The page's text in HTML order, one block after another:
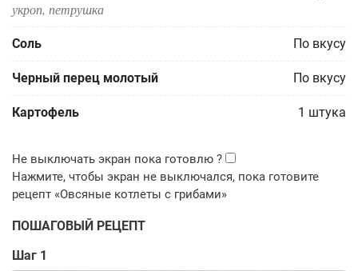
укроп, петрушка
Соль По вкусу
Черный перец молотый По вкусу
Картофель 1 штука
ПОШАГОВЫЙ РЕЦЕПТ
Шаг 1